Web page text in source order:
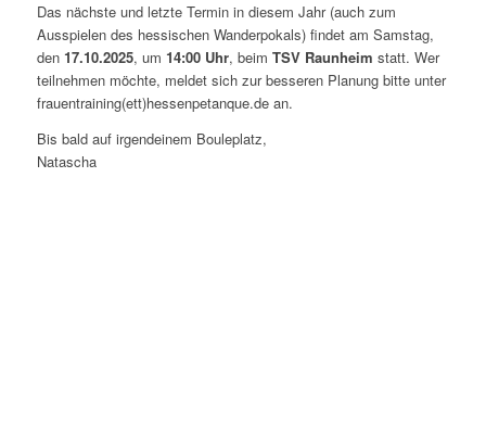
Das nächste und letzte Termin in diesem Jahr (auch zum
Ausspielen des hessischen Wanderpokals) findet am Samstag,
den 17.10.2025, um 14:00 Uhr, beim TSV Raunheim statt. Wer
teilnehmen möchte, meldet sich zur besseren Planung bitte unter
frauentraining(ett)hessenpetanque.de an.
Bis bald auf irgendeinem Bouleplatz,
Natascha